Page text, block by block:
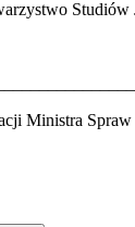
Studiów
Ministra